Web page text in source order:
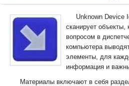
Unknown Device
сканирует
вопросом в
компьютера
элементы, для
информация и
Материалы включают в себя